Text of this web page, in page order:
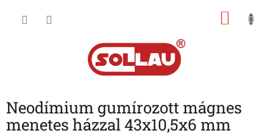
Neodímium gumírozott mágnes
menetes házzal 43x10,5x6 mm